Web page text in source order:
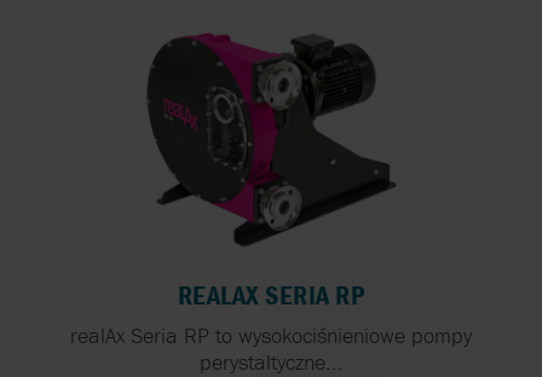
REALAX SERIA RP
realAx Seria RP to wysokociśnieniowe pompy
perystaltyczne...